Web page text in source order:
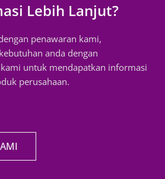
Lebih Lanjut?
penawaran kami,
anda dengan
untuk mendapatkan informasi
perusahaan.